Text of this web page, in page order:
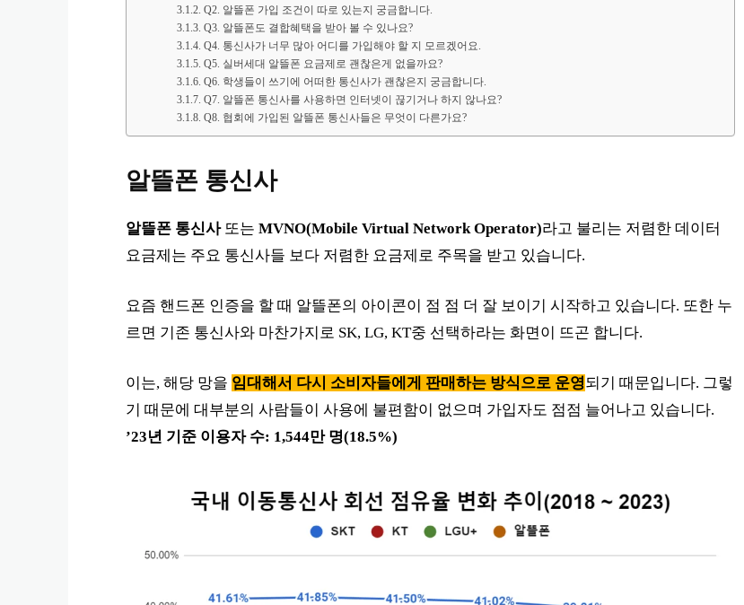
Q2. 알뜰폰 가입 조건이 따로 있는지 궁금합니다.
Q3. 알뜰폰도 결합혜택을 받아 볼 수 있나요?
Q4. 통신사가 너무 많아 어디를 가입해야 할 지 모르겠어요.
Q5. 실버세대 알뜰폰 요금제로 괜찮은게 없을까요?
Q6. 학생들이 쓰기에 어떠한 통신사가 괜찮은지 궁금합니다.
Q7. 알뜰폰 통신사를 사용하면 인터넷이 끊기거나 하지 않나요?
Q8. 협회에 가입된 알뜰폰 통신사들은 무엇이 다른가요?
알뜰폰 통신사
알뜰폰 통신사또는 MVNO(Mobile Virtual Network Operator)라고 불리는 저렴한 데이터
요금제는 주요 통신사들 보다 저렴한 요금제로 주목을 받고 있습니다.
요즘 핸드폰 인증을 할 때 알뜰폰의 아이콘이 점 점 더 잘 보이기 시작하고 있습니다. 또한 누
르면 기존 통신사와 마찬가지로 SK, LG, KT중 선택하라는 화면이 뜨곤 합니다.
이는, 해당 망을 임대해서 다시 소비자들에게 판매하는 방식으로 운영되기 때문입니다. 그렇
기 때문에 대부분의 사람들이 사용에 불편함이 없으며 가입자도 점점 늘어나고 있습니다.
’23년 기준 이용자 수: 1,544만 명(18.5%)